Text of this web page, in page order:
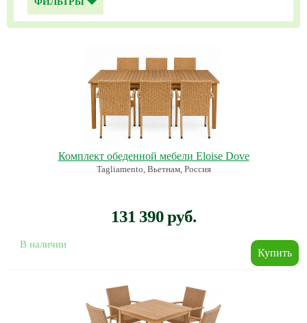
Комплект обеденной мебели Eloise Dove
Tagliamento, Вьетнам, Россия
131 390 руб.
В наличии